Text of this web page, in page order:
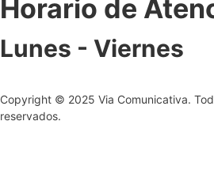
Horario de
Lunes - Viernes
Copyright © 2025 Via Comunicativa.
reservados.